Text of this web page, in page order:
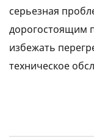
серьезная
дорогостоящим
избежать
техническое